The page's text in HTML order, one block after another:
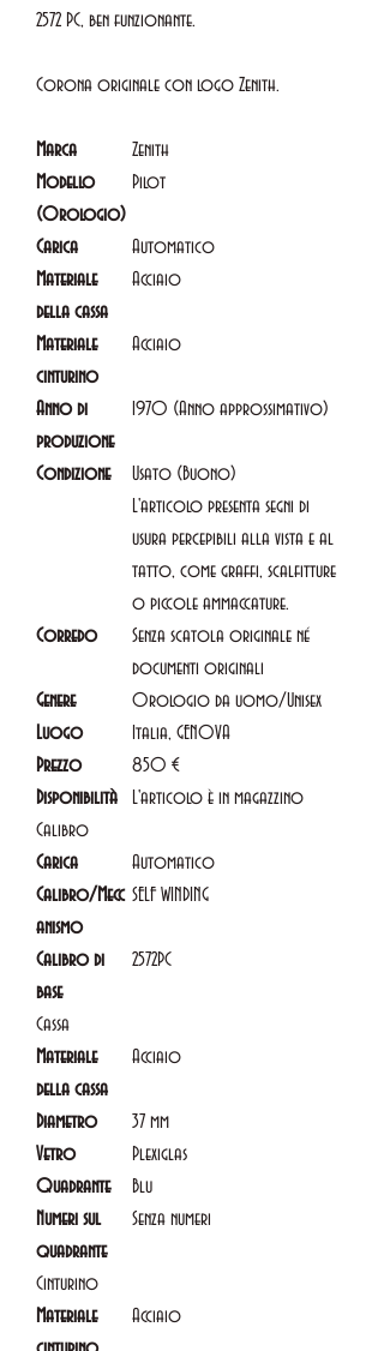
2572 PC, ben funzionante.
Corona originale con logo Zenith.
Marca
Zenith
Modello
(Orologio)
Pilot
Carica
Automatico
Materiale
della cassa
Acciaio
Materiale
cinturino
Acciaio
Anno di
produzione
1970 (Anno approssimativo)
Condizione
Usato (Buono)
L'articolo presenta segni di
usura percepibili alla vista e al
tatto, come graffi, scalfitture
o piccole ammaccature.
Corredo
Senza scatola originale né
documenti originali
Genere
Orologio da uomo/Unisex
Luogo
Italia, GENOVA
Prezzo
850 €
Disponibilità
L'articolo è in magazzino
Calibro
Carica
Automatico
Calibro/Mecc
anismo
SELF WINDING
Calibro di
base
2572PC
Cassa
Materiale
della cassa
Acciaio
Diametro
37 mm
Vetro
Plexiglas
Quadrante
Blu
Numeri sul
quadrante
Senza numeri
Cinturino
Materiale
Acciaio